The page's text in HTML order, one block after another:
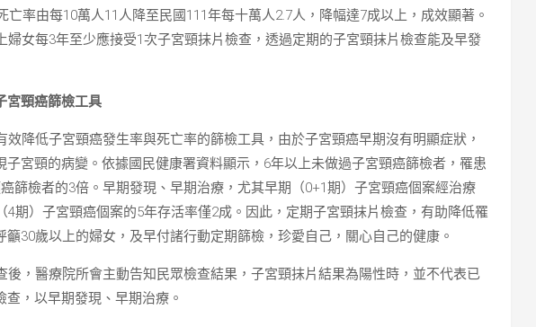
亡率由每10萬人11人降至民國111年每十萬人2.7人，降幅達7成以上，成效顯著。
婦女每3年至少應接受1次子宮頸抹片檢查，透過定期的子宮頸抹片檢查能及早發
宮頸癌篩檢工具
降低子宮頸癌發生率與死亡率的篩檢工具，由於子宮頸癌早期沒有明顯症狀，
宮頸的病變。依據國民健康署資料顯示，6年以上未做過子宮頸癌篩檢者，罹患
篩檢者的3倍。早期發現、早期治療，尤其早期（0+1期）子宮頸癌個案經治療
期）子宮頸癌個案的5年存活率僅2成。因此，定期子宮頸抹片檢查，有助降低罹
30歲以上的婦女，及早付諸行動定期篩檢，珍愛自己，關心自己的健康。
，醫療院所會主動告知民眾檢查結果，子宮頸抹片結果為陽性時，並不代表已
，以早期發現、早期治療。